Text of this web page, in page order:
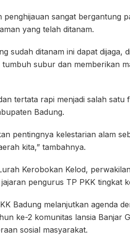
sangat bergantung
yang telah ditanam.
sudah ditanam ini dapat dijaga,
subur dan memberikan
tertata rapi menjadi salah satu
Badung.
pentingnya kelestarian alam
kita,” tambahnya.
Kerobokan Kelod,
pengurus TP PKK tingkat
Badung melanjutkan agenda
ke-2 komunitas lansia Banjar
sosial masyarakat.